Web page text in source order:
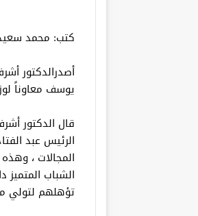
كتب: محمد
أصدرالدكتور
يوسف معاوناً
قال الدكتور
الرئيس عبد
المجالات ،
الشباب
تؤهلهم لتولي